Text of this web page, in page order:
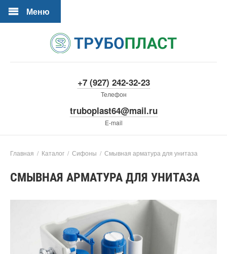
Меню
+7 (927) 242-32-23
Телефон
truboplast64@mail.ru
E-mail
Главная / Каталог / Сифоны / Смывная арматура для унитаза
СМЫВНАЯ АРМАТУРА ДЛЯ УНИТАЗА